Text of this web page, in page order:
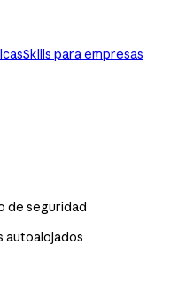
Skills para empresas
de seguridad
autoalojados